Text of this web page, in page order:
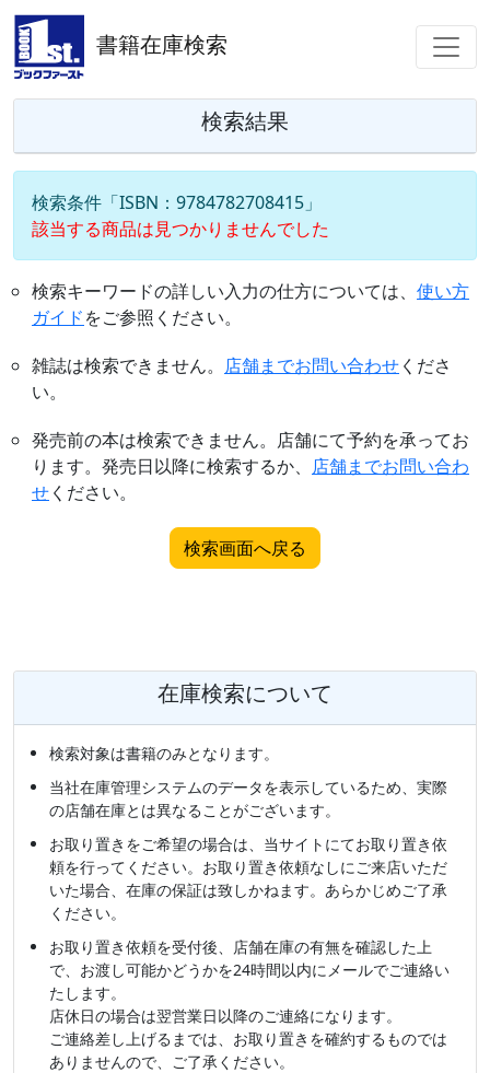
書籍在庫検索
検索結果
検索条件「ISBN：9784782708415」
該当する商品は見つかりませんでした
検索キーワードの詳しい入力の仕方については、 使い方
ガイドをご参照ください。
雑誌は検索できません。 店舗までお問い合わせくださ
い。
発売前の本は検索できません。店舗にて予約を承ってお
ります。発売日以降に検索するか、 店舗までお問い合わ
せください。
検索画面へ戻る
在庫検索について
検索対象は書籍のみとなります。
当社在庫管理システムのデータを表示しているため、実際
の店舗在庫とは異なることがございます。
お取り置きをご希望の場合は、当サイトにてお取り置き依
頼を行ってください。お取り置き依頼なしにご来店いただ
いた場合、在庫の保証は致しかねます。あらかじめご了承
ください。
お取り置き依頼を受付後、店舗在庫の有無を確認した上
で、お渡し可能かどうかを24時間以内にメールでご連絡い
たします。
店休日の場合は翌営業日以降のご連絡になります。
ご連絡差し上げるまでは、お取り置きを確約するものでは
ありませんので、ご了承ください。